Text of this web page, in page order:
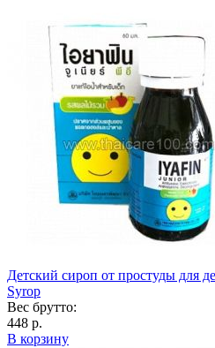
Детский сироп от простуды для
Syrop
Вес брутто:
448 р.
В корзину